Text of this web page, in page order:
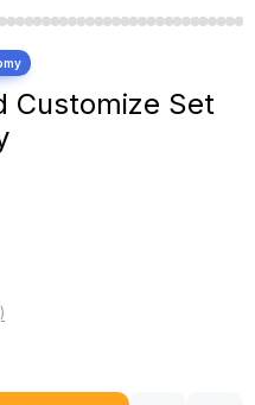
Customize Set